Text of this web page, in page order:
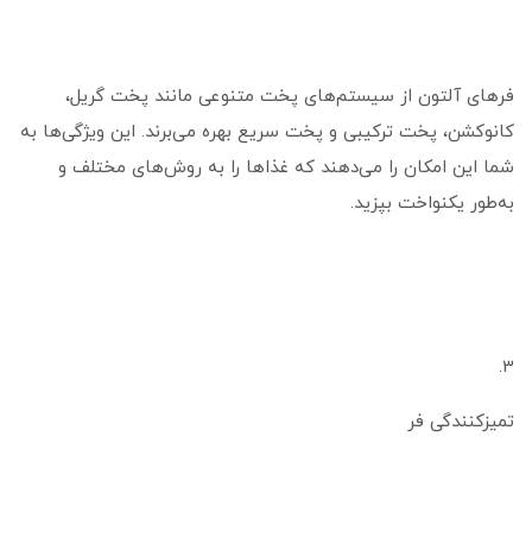
فرهای آلتون از سیستم‌های پخت متنوعی مانند پخت گریل،
کانوکشن، پخت ترکیبی و پخت سریع بهره می‌برند. این ویژگی‌ها به
شما این امکان را می‌دهند که غذاها را به روش‌های مختلف و
به‌طور یکنواخت بپزید.
3.
تمیزکنندگی فر